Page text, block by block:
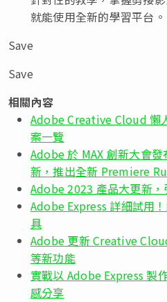
就能使用全新的學習平台。
Save
Save
相關內容
Adobe Creative Cloud 懶
案一覽
Adobe 於 MAX 創新大會
新，推出全新 Premiere
Adobe 2023 產品大更新
Adobe Express 詳細試用
具
Adobe 更新 Creative
等新功能
實戰以 Adobe Express 製
感分享